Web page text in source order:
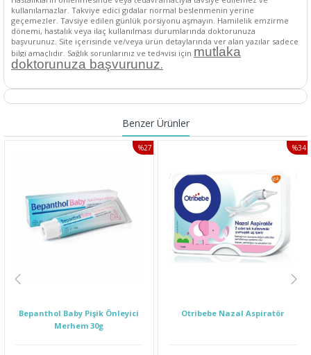
kullanılamazlar. Takviye edici gıdalar normal beslenmenin yerine
geçemezler. Tavsiye edilen günlük porsiyonu aşmayın. Hamilelik emzirme
dönemi, hastalık veya ilaç kullanılması durumlarında doktorunuza
başvurunuz. Site içerisinde ve/veya ürün detaylarında yer alan yazılar sadece
bilgi amaçlıdır. Sağlık sorunlarınız ve tedavisi için mutlaka
doktorunuza başvurunuz.
Benzer Ürünler
Bepanthol Baby Pişik Önleyici
Merhem 30g
%27
Otribebe Nazal Aspiratör
%34